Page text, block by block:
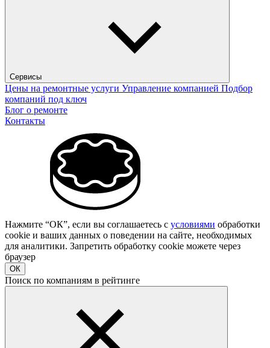
Сервисы
Цены на ремонтные услуги Управление компанией Подбор
компаний под ключ
Блог о ремонте
Контакты
Нажмите “ОК”, если вы соглашаетесь с условиями обработки
cookie и ваших данных о поведении на сайте, необходимых
для аналитики. Запретить обработку cookie можете через
браузер
ОК
Поиск по компаниям в рейтинге